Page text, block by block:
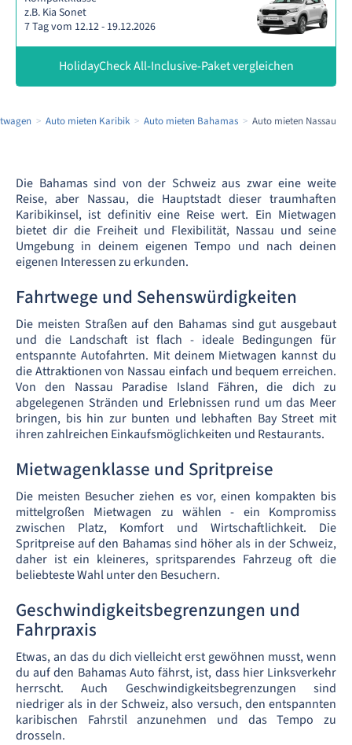
z.B. Kia Sonet
7 Tag vom 12.12 - 19.12.2026
HolidayCheck All-Inclusive-Paket vergleichen
Auto mieten Karibik Auto mieten Bahamas Auto mieten Nassau
Die Bahamas sind von der Schweiz aus zwar eine weite
Reise, aber Nassau, die Hauptstadt dieser traumhaften
Karibikinsel, ist definitiv eine Reise wert. Ein Mietwagen
bietet dir die Freiheit und Flexibilität, Nassau und seine
Umgebung in deinem eigenen Tempo und nach deinen
eigenen Interessen zu erkunden.
Fahrtwege und Sehenswürdigkeiten
Die meisten Straßen auf den Bahamas sind gut ausgebaut
und die Landschaft ist flach - ideale Bedingungen für
entspannte Autofahrten. Mit deinem Mietwagen kannst du
die Attraktionen von Nassau einfach und bequem erreichen.
Von den Nassau Paradise Island Fähren, die dich zu
abgelegenen Stränden und Erlebnissen rund um das Meer
bringen, bis hin zur bunten und lebhaften Bay Street mit
ihren zahlreichen Einkaufsmöglichkeiten und Restaurants.
Mietwagenklasse und Spritpreise
Die meisten Besucher ziehen es vor, einen kompakten bis
mittelgroßen Mietwagen zu wählen - ein Kompromiss
zwischen Platz, Komfort und Wirtschaftlichkeit. Die
Spritpreise auf den Bahamas sind höher als in der Schweiz,
daher ist ein kleineres, spritsparendes Fahrzeug oft die
beliebteste Wahl unter den Besuchern.
Geschwindigkeitsbegrenzungen und
Fahrpraxis
Etwas, an das du dich vielleicht erst gewöhnen musst, wenn
du auf den Bahamas Auto fährst, ist, dass hier Linksverkehr
herrscht. Auch Geschwindigkeitsbegrenzungen sind
niedriger als in der Schweiz, also versuch, den entspannten
karibischen Fahrstil anzunehmen und das Tempo zu
drosseln.